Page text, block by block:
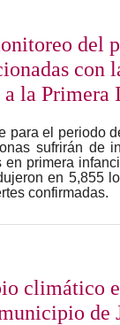
del
con
la Primera
para el periodo
sufrirán de
primera
en 5,855
confirmadas.
climático
de